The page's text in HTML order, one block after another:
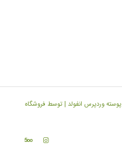
پوسته وردپرس انفولد | توسط فروشگاه